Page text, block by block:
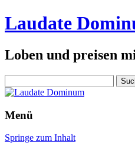
Laudate
Loben und preisen
nach:
Menü
Springe zum Inhalt